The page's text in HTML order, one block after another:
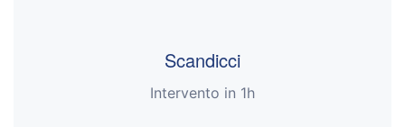
Scandicci
Intervento in 1h